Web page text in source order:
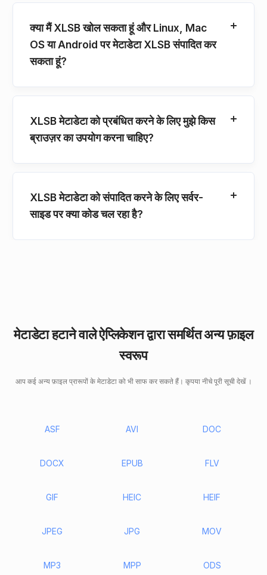
क्या मैं XLSB खोल सकता हूं और Linux, Mac
OS या Android पर मेटाडेटा XLSB संपादित कर
सकता हूं?
XLSB मेटाडेटा को प्रबंधित करने के लिए मुझे किस
ब्राउज़र का उपयोग करना चाहिए?
XLSB मेटाडेटा को संपादित करने के लिए सर्वर-
साइड पर क्या कोड चल रहा है?
मेटाडेटा हटाने वाले ऐप्लिकेशन द्वारा समर्थित अन्य फ़ाइल
स्वरूप
आप कई अन्य फ़ाइल प्रारूपों के मेटाडेटा को भी साफ कर सकते हैं। कृपया नीचे पूरी सूची देखें ।
ASF AVI DOC
DOCX EPUB FLV
GIF HEIC HEIF
JPEG JPG MOV
MP3 MPP ODS